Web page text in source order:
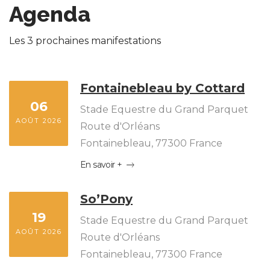
Agenda
Les 3 prochaines manifestations
06
AOÛT 2026
Fontainebleau by Cottard
Stade Equestre du Grand Parquet
Route d'Orléans
Fontainebleau, 77300 France
En savoir +
19
AOÛT 2026
So’Pony
Stade Equestre du Grand Parquet
Route d'Orléans
Fontainebleau, 77300 France